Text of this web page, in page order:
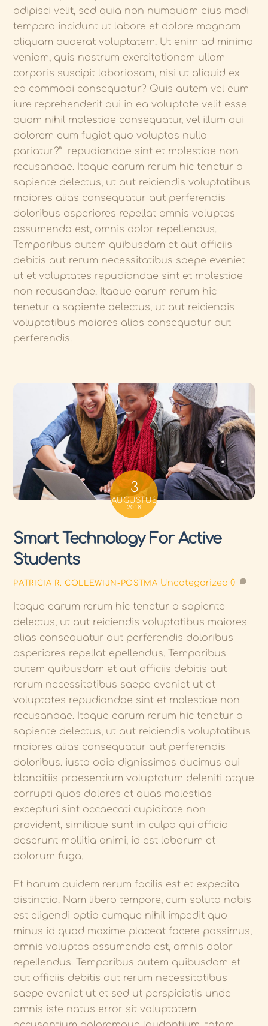
adipisci velit, sed quia non numquam eius modi
tempora incidunt ut labore et dolore magnam
aliquam quaerat voluptatem. Ut enim ad minima
veniam, quis nostrum exercitationem ullam
corporis suscipit laboriosam, nisi ut aliquid ex
ea commodi consequatur? Quis autem vel eum
iure reprehenderit qui in ea voluptate velit esse
quam nihil molestiae consequatur, vel illum qui
dolorem eum fugiat quo voluptas nulla
pariatur?” repudiandae sint et molestiae non
recusandae. Itaque earum rerum hic tenetur a
sapiente delectus, ut aut reiciendis voluptatibus
maiores alias consequatur aut perferendis
doloribus asperiores repellat omnis voluptas
assumenda est, omnis dolor repellendus.
Temporibus autem quibusdam et aut officiis
debitis aut rerum necessitatibus saepe eveniet
ut et voluptates repudiandae sint et molestiae
non recusandae. Itaque earum rerum hic
tenetur a sapiente delectus, ut aut reiciendis
voluptatibus maiores alias consequatur aut
perferendis.
3
AUGUSTUS
2018
Smart Technology For Active
Students
PATRICIA R. COLLEWIJN-POSTMA Uncategorized 0
Itaque earum rerum hic tenetur a sapiente
delectus, ut aut reiciendis voluptatibus maiores
alias consequatur aut perferendis doloribus
asperiores repellat epellendus. Temporibus
autem quibusdam et aut officiis debitis aut
rerum necessitatibus saepe eveniet ut et
voluptates repudiandae sint et molestiae non
recusandae. Itaque earum rerum hic tenetur a
sapiente delectus, ut aut reiciendis voluptatibus
maiores alias consequatur aut perferendis
doloribus. iusto odio dignissimos ducimus qui
blanditiis praesentium voluptatum deleniti atque
corrupti quos dolores et quas molestias
excepturi sint occaecati cupiditate non
provident, similique sunt in culpa qui officia
deserunt mollitia animi, id est laborum et
dolorum fuga.
Et harum quidem rerum facilis est et expedita
distinctio. Nam libero tempore, cum soluta nobis
est eligendi optio cumque nihil impedit quo
minus id quod maxime placeat facere possimus,
omnis voluptas assumenda est, omnis dolor
repellendus. Temporibus autem quibusdam et
aut officiis debitis aut rerum necessitatibus
saepe eveniet ut et sed ut perspiciatis unde
omnis iste natus error sit voluptatem